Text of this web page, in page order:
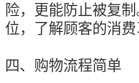
险，更能防止被复
位，了解顾客的消
四、购物流程简单